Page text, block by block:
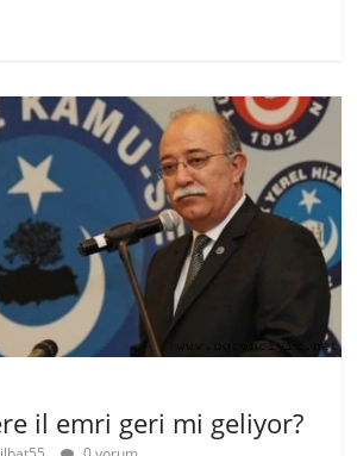
il emri geri mi geliyor?